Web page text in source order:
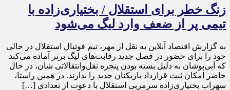
زنگ خطر برای استقلال / بختیاری‌زاده با
تیمی پر از ضعف وارد لیگ می‌شود
به گزارش اقتصاد آنلاین به نقل از مهر، تیم فوتبال استقلال در حالی
خود را برای حضور در فصل جدید رقابت‌های لیگ برتر آماده می‌کند
که آبی‌پوشان به دلیل بسته بودن پنجره نقل‌وانتقالاتی شان، در حال
حاضر امکان ثبت قرارداد بازیکنان جدید را ندارند. در همین راستا،
سهراب بختیاری‌زاده سرمربی استقلال با دعوت از تعدادی […]